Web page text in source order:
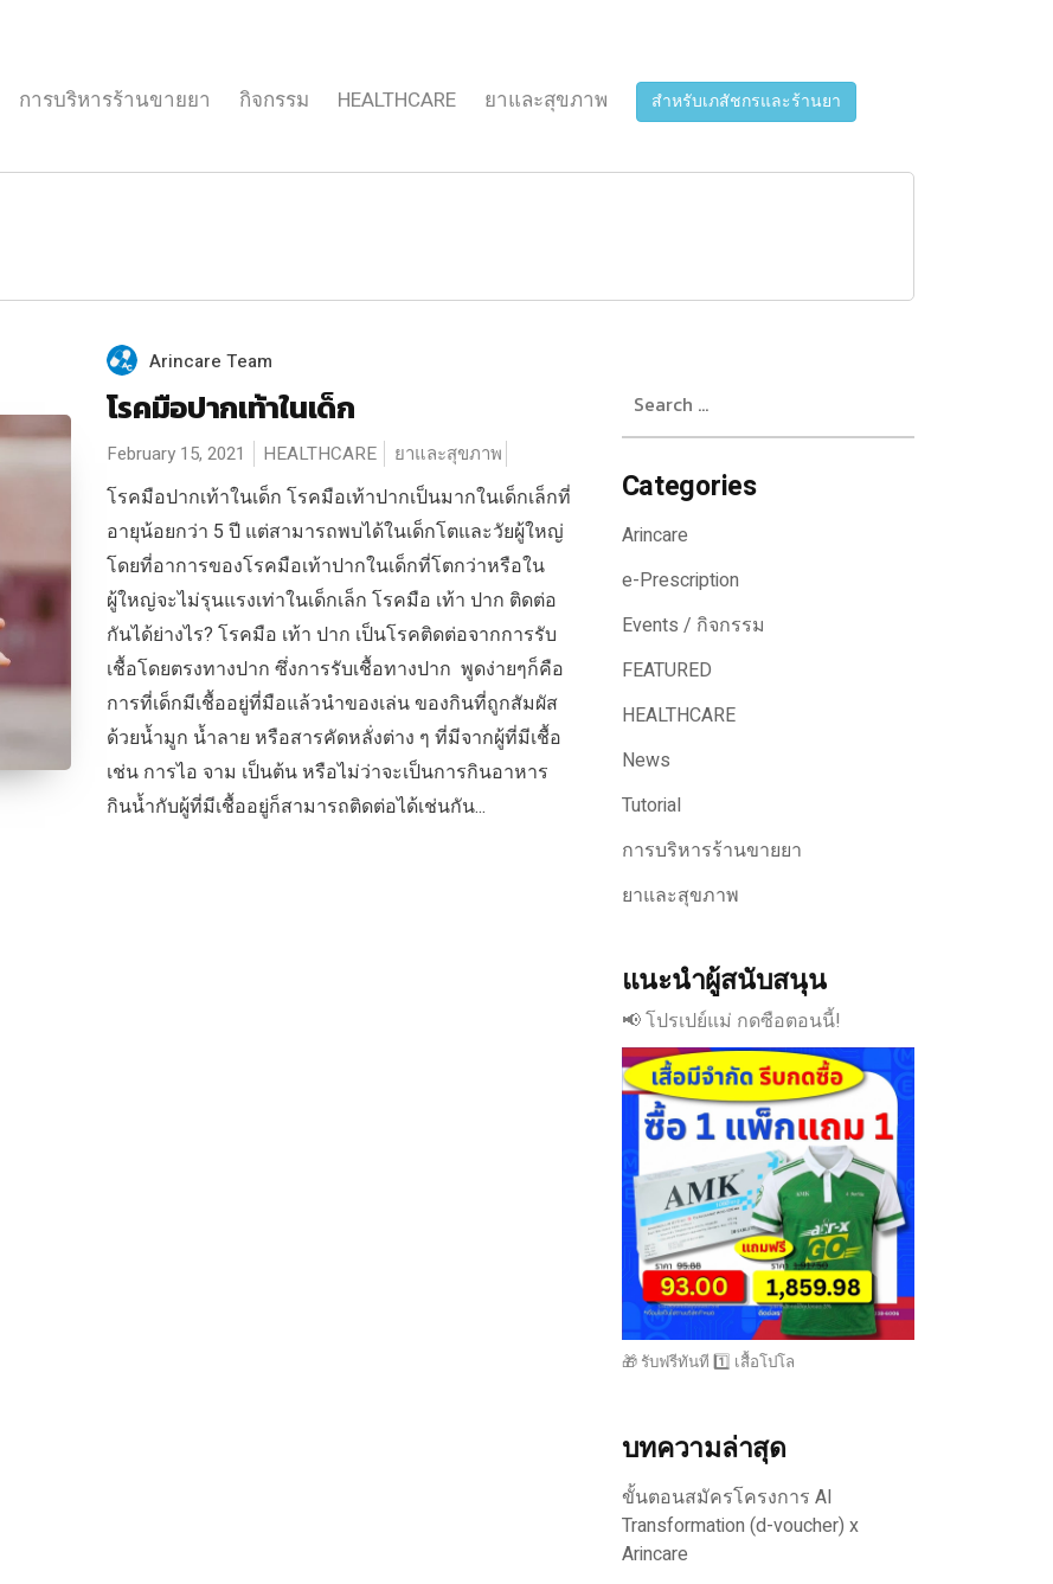
การบริหารร้านขายยา กิจกรรม HEALTHCARE ยาและสุขภาพ สำหรับเภสัชกรและร้านยา
Arincare Team
โรคมือปากเท้าในเด็ก
February 15, 2021 HEALTHCARE ยาและสุขภาพ
โรคมือปากเท้าในเด็ก โรคมือเท้าปากเป็นมากในเด็กเล็กที่
อายุน้อยกว่า 5 ปี แต่สามารถพบได้ในเด็กโตและวัยผู้ใหญ่
โดยที่อาการของโรคมือเท้าปากในเด็กที่โตกว่าหรือใน
ผู้ใหญ่จะไม่รุนแรงเท่าในเด็กเล็ก โรคมือ เท้า ปาก ติดต่อ
กันได้ย่างไร? โรคมือ เท้า ปาก เป็นโรคติดต่อจากการรับ
เชื้อโดยตรงทางปาก ซึ่งการรับเชื้อทางปาก พูดง่ายๆก็คือ
การที่เด็กมีเชื้ออยู่ที่มือแล้วนำของเล่น ของกินที่ถูกสัมผัส
ด้วยน้ำมูก น้ำลาย หรือสารคัดหลั่งต่าง ๆ ที่มีจากผู้ที่มีเชื้อ
เช่น การไอ จาม เป็นต้น หรือไม่ว่าจะเป็นการกินอาหาร
กินน้ำกับผู้ที่มีเชื้ออยู่ก็สามารถติดต่อได้เช่นกัน...
for:
Categories
Arincare
e-Prescription
Events / กิจกรรม
FEATURED
HEALTHCARE
News
Tutorial
การบริหารร้านขายยา
ยาและสุขภาพ
แนะนำผู้สนับสนุน
📢 โปรเปย์แม่ กดซือตอนนี้!
🎁 รับฟรีทันที 1️⃣ เสื้อโปโล
บทความล่าสุด
ขั้นตอนสมัครโครงการ AI
Transformation (d-voucher) x
Arincare